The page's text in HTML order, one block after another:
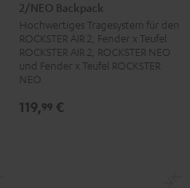
Teufel
ROCKSTER
AIR
2/NEO
Backpack
Schwarz
2/NEO Backpack
Hochwertiges Tragesystem für den
ROCKSTER AIR 2, Fender x Teufel
ROCKSTER AIR 2, ROCKSTER NEO
und Fender x Teufel ROCKSTER
NEO
119,99 €